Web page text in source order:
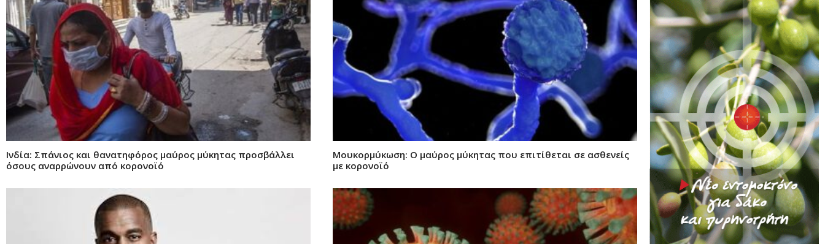
Ινδία: Σπάνιος και θανατηφόρος μαύρος μύκητας προσβάλλει
όσους αναρρώνουν από κορονοϊό
Μουκορμύκωση: Ο μαύρος μύκητας που επιτίθεται σε ασθενείς
με κορονοϊό